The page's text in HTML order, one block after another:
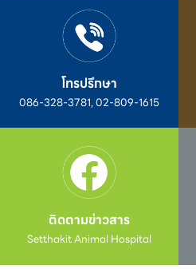
โทรปรึกษา
086-328-3781, 02-809-1615
ติดตามข่าวสาร
Setthakit Animal Hospital